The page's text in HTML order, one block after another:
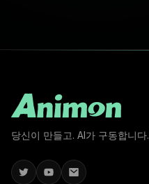
당신이 만들고. AI가 구동합니다.